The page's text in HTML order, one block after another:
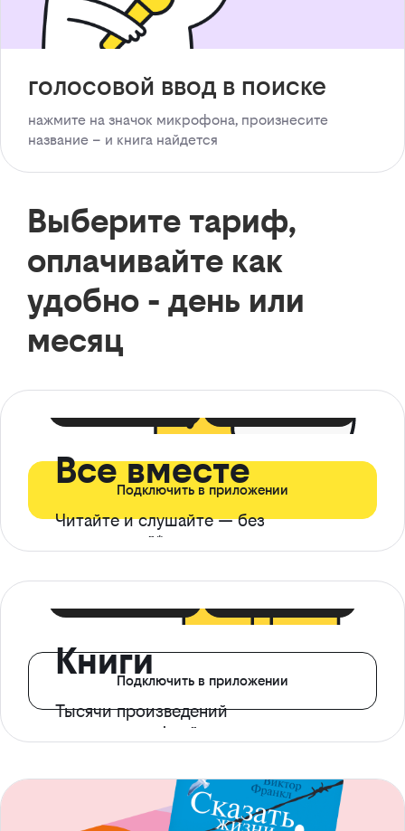
голосовой ввод в поиске
нажмите на значок микрофона, произнесите
название – и книга найдется
Выберите тариф,
оплачивайте как
удобно - день или
месяц
Все вместе
Читайте и слушайте — без
ограничений*
Подключить в приложении
Книги
Тысячи произведений
с доступом офлайн
Подключить в приложении